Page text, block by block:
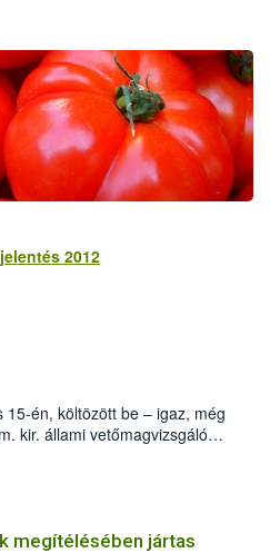
2012
én, költözött be – igaz, még
kir. állami vetőmagvizsgáló
alatti, Czigler Győző által
megítélésében jártas